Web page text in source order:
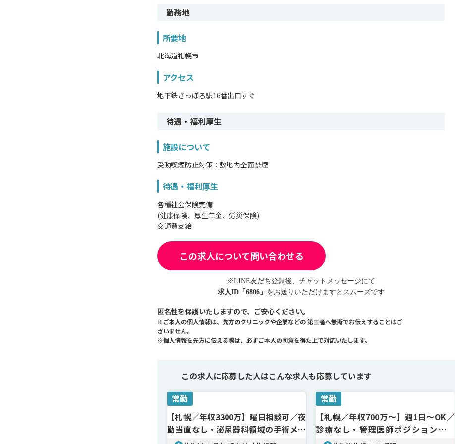
勤務地
所要地
北海道札幌市
アクセス
地下鉄さっぽろ駅16番出口すぐ
待遇・福利厚生
施設について
受動喫煙防止対策：敷地内全面禁煙
待遇・福利厚生
各種社会保険完備
(健康保険、厚生年金、労災保険)
交通費支給
この求人について問い合わせる
※LINE友だち登録後、チャットメッセージにて
求人ID「6806」 をお送りいただけますとスムーズです
匿名性を保護いたしますので、ご安心ください。
※ご本人の個人情報は、先方のクリニックや企業などの第三者へ無断でお伝えすることはご
ざいません。
※個人情報を先方に伝える際は、必ずご本人の同意を得た上で対応いたします。
この求人に応募した人はこんな求人も応募しています
常勤
【札幌／年収3300万】曜日相談可／夜
勤当直なし・泌尿器科領域の手術メイ
常勤
【札幌／年収700万～】週1日～OK／
診療なし・管理医師ポジション／副